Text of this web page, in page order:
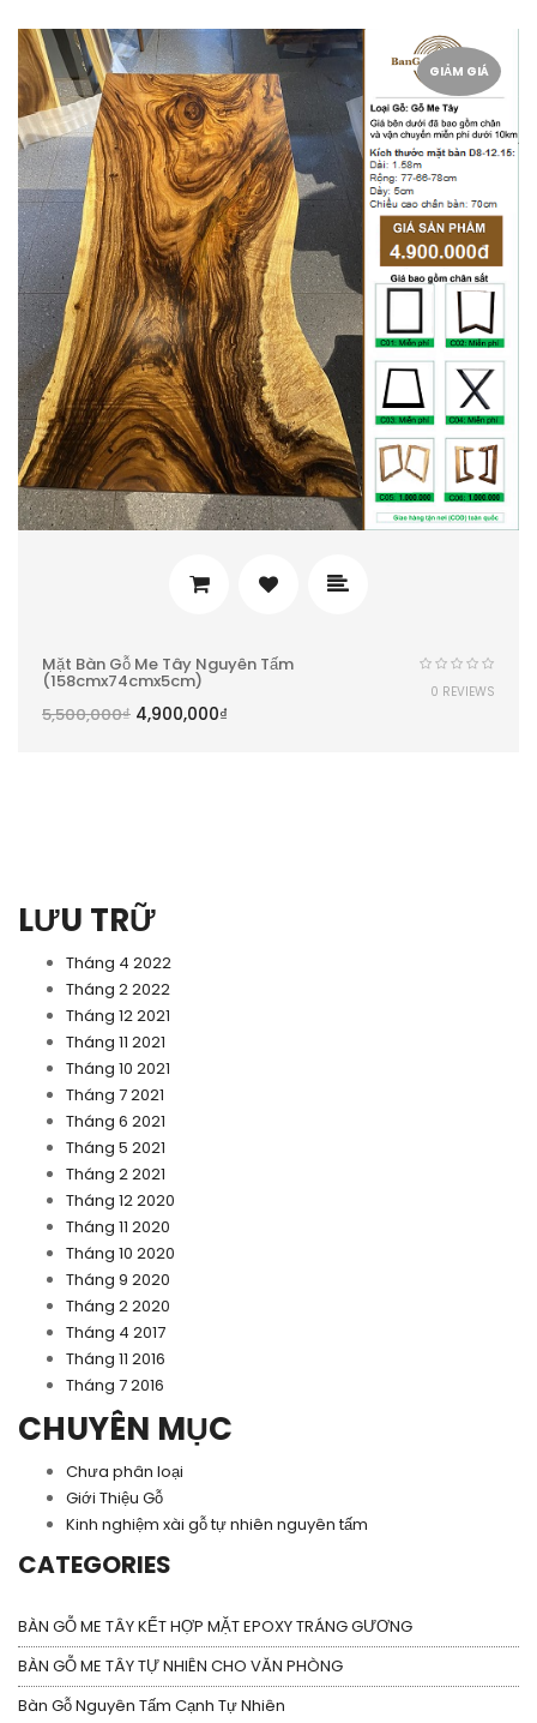
LƯU TRỮ
Tháng 4 2022
Tháng 2 2022
Tháng 12 2021
Tháng 11 2021
Tháng 10 2021
Tháng 7 2021
Tháng 6 2021
Tháng 5 2021
Tháng 2 2021
Tháng 12 2020
Tháng 11 2020
Tháng 10 2020
Tháng 9 2020
Tháng 2 2020
Tháng 4 2017
Tháng 11 2016
Tháng 7 2016
CHUYÊN MỤC
Chưa phân loại
Giới Thiệu Gỗ
Kinh nghiệm xài gỗ tự nhiên nguyên tấm
CATEGORIES
BÀN GỖ ME TÂY KẾT HỢP MẶT EPOXY TRÁNG GƯƠNG
BÀN GỖ ME TÂY TỰ NHIÊN CHO VĂN PHÒNG
Bàn Gỗ Nguyên Tấm Cạnh Tự Nhiên
GIẢM GIÁ
Mặt Bàn Gỗ Me Tây Nguyên Tấm
(158cmx74cmx5cm)
5,500,000₫ 4,900,000₫
0 REVIEWS